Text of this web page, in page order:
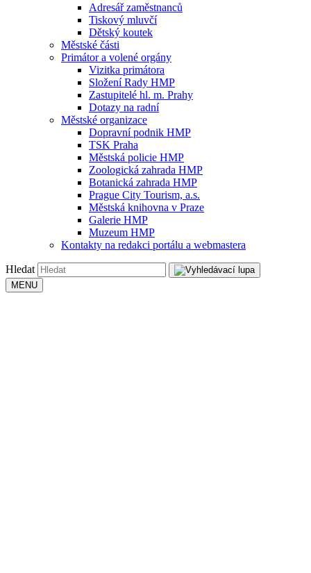
Adresář zaměstnanců
Tiskový mluvčí
Dětský koutek
Městské části
Primátor a volené orgány
Vizitka primátora
Složení Rady HMP
Zastupitelé hl. m. Prahy
Dotazy na radní
Městské organizace
Dopravní podnik HMP
TSK Praha
Městská policie HMP
Zoologická zahrada HMP
Botanická zahrada HMP
Prague City Tourism, a.s.
Městská knihovna v Praze
Galerie HMP
Muzeum HMP
Kontakty na redakci portálu a webmastera
Hledat
MENU